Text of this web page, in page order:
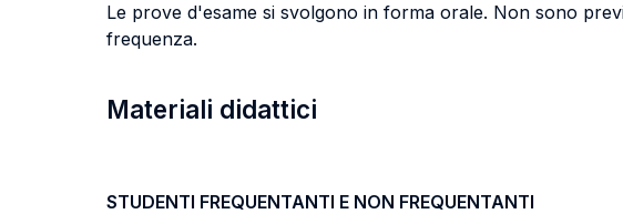
Le prove d'esame si svolgono in forma orale. Non sono
frequenza.
Materiali didattici
STUDENTI FREQUENTANTI E NON FREQUENTANTI